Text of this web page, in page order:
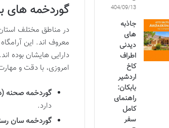
گوردخمه های
در مناطق مختلف
معروف اند. این
دارایی هایشان بوده
امروزی، با دقت و
گوردخمه صحنه
دارد.
گوردخمه سان
1404/09/13
جاذبه
های
دیدنی
اطراف
کاخ
اردشیر
بابکان:
راهنمای
کامل
سفر